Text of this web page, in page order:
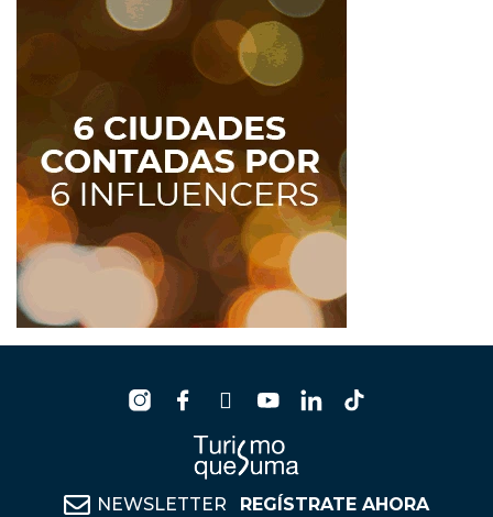
NEWSLETTER REGÍSTRATE AHORA